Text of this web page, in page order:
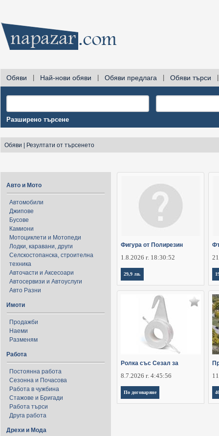
Обяви Най-нови обяви Обяви предлага Обяви търси
Разширено търсене
Обяви Резултати от търсенето
Авто и Мото
Автомобили
Джипове
Бусове
Камиони
Мотоциклети и Мотопеди
Лодки, каравани, други
Селскостопанска, строителна
техника
Авточасти и Аксесоари
Автосервизи и Автоуслуги
Авто Разни
Имоти
Продажби
Наеми
Разменям
Работа
Постоянна работа
Сезонна и Почасова
Работа в чужбина
Стажове и Бригади
Работа търси
Друга работа
Дрехи и Мода
Фигура от Полирезин
1.8.2026 г. 18:30:52
29,9 лв.
Ролка със Сезал за
8.7.2026 г. 4:45:56
По договаряне